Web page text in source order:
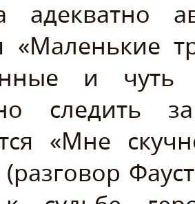
адекватно
«Маленькие
и чуть
следить
«Мне